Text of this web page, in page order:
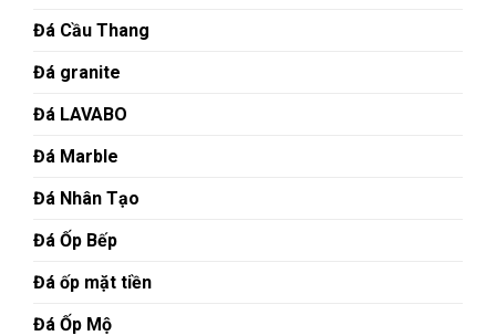
Đá Cầu Thang
Đá granite
Đá LAVABO
Đá Marble
Đá Nhân Tạo
Đá Ốp Bếp
Đá ốp mặt tiền
Đá Ốp Mộ